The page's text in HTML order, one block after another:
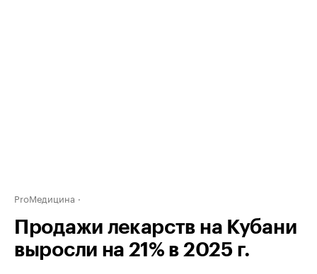
ProМедицина
Продажи лекарств на Кубани
выросли на 21% в 2025 г.